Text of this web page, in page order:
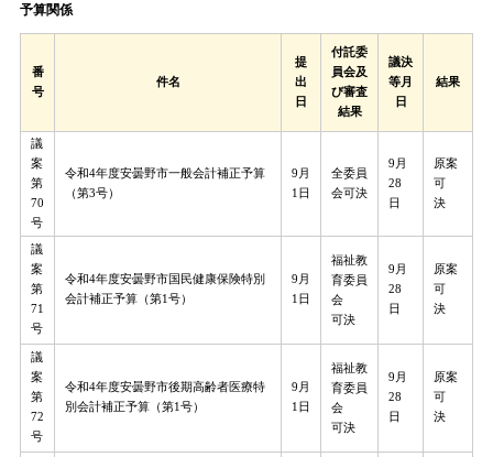
予算関係​
番
号
件名
提
出
日
付託委
員会及
び審査
結果
議決
等月
日
結果
議
案
第
70
号
令和4年度安曇野市一般会計補正予算
（第3号）
9月
1日
全委員
会可決
9月
28
日
原案
可
決
議
案
第
71
号
令和4年度安曇野市国民健康保険特別
会計補正予算（第1号）
9月
1日
福祉教
育委員
会
可決
9月
28
日
原案
可
決
議
案
第
72
号
令和4年度安曇野市後期高齢者医療特
別会計補正予算（第1号）
9月
1日
福祉教
育委員
会
可決
9月
28
日
原案
可
決